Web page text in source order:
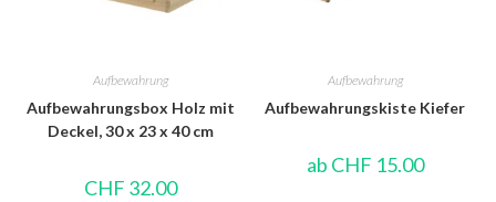
Aufbewahrung
Aufbewahrungsbox Holz mit
Deckel, 30 x 23 x 40 cm
CHF 32.00
Aufbewahrung
Aufbewahrungskiste Kiefer
ab CHF 15.00